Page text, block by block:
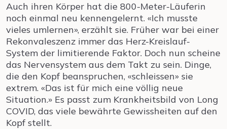
Auch ihren Körper hat die 800-Meter-Läuferin
noch einmal neu kennengelernt. «Ich musste
vieles umlernen», erzählt sie. Früher war bei einer
Rekonvaleszenz immer das Herz-Kreislauf-
System der limitierende Faktor. Doch nun scheine
das Nervensystem aus dem Takt zu sein. Dinge,
die den Kopf beanspruchen, «schleissen» sie
extrem. «Das ist für mich eine völlig neue
Situation.» Es passt zum Krankheitsbild von Long
COVID, das viele bewährte Gewissheiten auf den
Kopf stellt.